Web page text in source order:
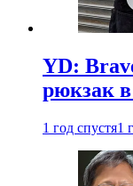
YD:
рюкзак
1 год спустя1